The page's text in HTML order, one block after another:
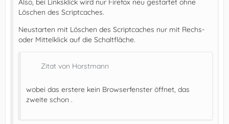
Also, bei Linksklick wird nur Firefox neu gestartet ohne
Löschen des Scriptcaches.
Neustarten mit Löschen des Scriptcaches nur mit Rechs-
oder Mittelklick auf die Schaltfläche.
Zitat von Horstmann
wobei das erstere kein Browserfenster öffnet, das
zweite schon .